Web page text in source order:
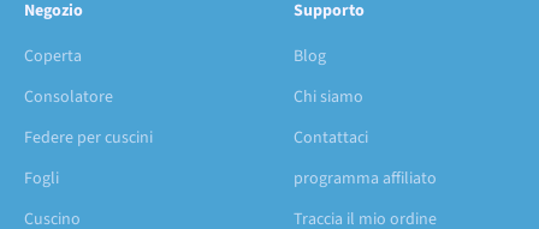
Negozio
Coperta
Consolatore
Federe per cuscini
Fogli
Cuscino
Supporto
Blog
Chi siamo
Contattaci
programma affiliato
Traccia il mio ordine